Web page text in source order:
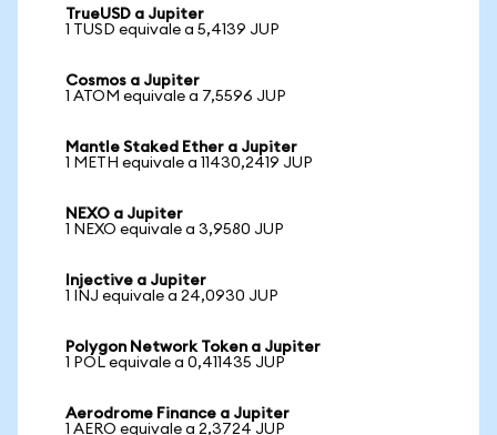
TrueUSD a Jupiter
1 TUSD equivale a 5,4139 JUP
Cosmos a Jupiter
1 ATOM equivale a 7,5596 JUP
Mantle Staked Ether a Jupiter
1 METH equivale a 11430,2419 JUP
NEXO a Jupiter
1 NEXO equivale a 3,9580 JUP
Injective a Jupiter
1 INJ equivale a 24,0930 JUP
Polygon Network Token a Jupiter
1 POL equivale a 0,411435 JUP
Aerodrome Finance a Jupiter
1 AERO equivale a 2,3724 JUP